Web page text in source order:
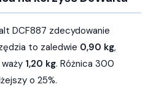
DCF887 zdecydowanie
to zaledwie 0,90 kg,
1,20 kg. Różnica 300
o 25%.